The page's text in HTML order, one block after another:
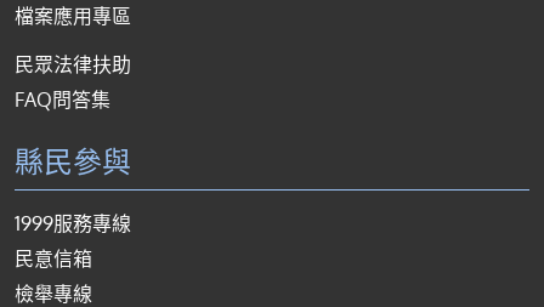
檔案應用專區
民眾法律扶助
FAQ問答集
縣民參與
1999服務專線
民意信箱
檢舉專線